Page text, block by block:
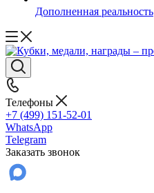
Дополненная реальность
Телефоны
+7 (499) 151-52-01
WhatsApp
Telegram
Заказать звонок